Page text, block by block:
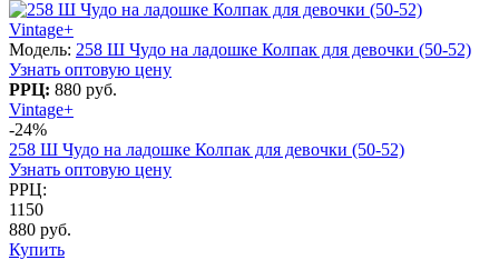
Vintage+
Модель: 258 Ш Чудо на ладошке Колпак для девочки (50-52)
Узнать оптовую цену
РРЦ: 880 руб.
Vintage+
-24%
258 Ш Чудо на ладошке Колпак для девочки (50-52)
Узнать оптовую цену
РРЦ:
1150
880 руб.
Купить